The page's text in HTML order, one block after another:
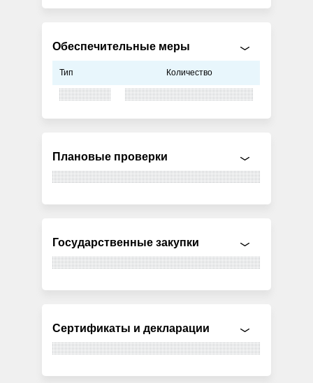
Обеспечительные меры
Тип Количество
Плановые проверки
Государственные закупки
Сертификаты и декларации